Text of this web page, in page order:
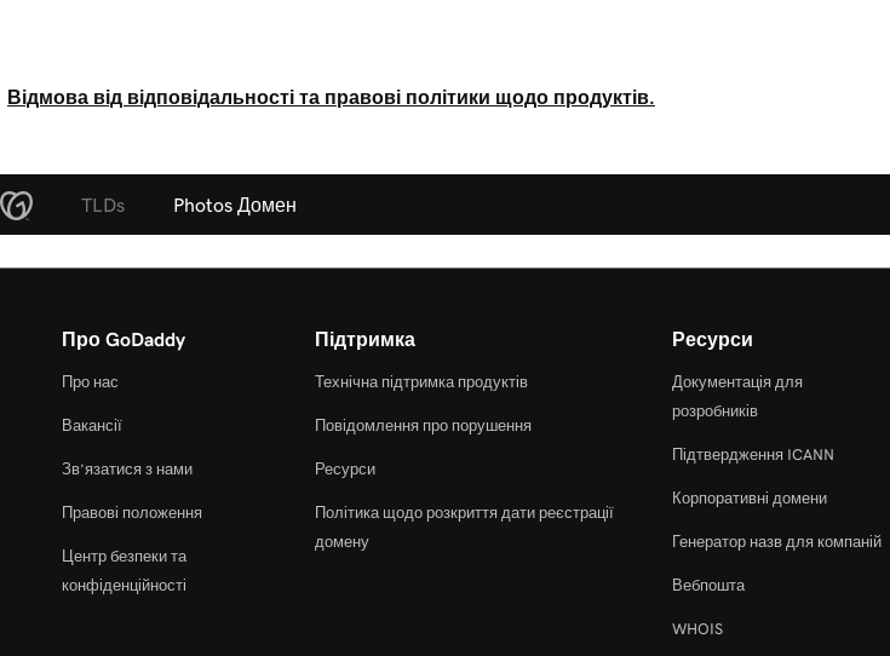
Відмова від відповідальності та правові політики щодо продуктів.
TLDs Photos Домен
Про GoDaddy
Про нас
Вакансії
Зв’язатися з нами
Правові положення
Центр безпеки та
конфіденційності
Підтримка
Технічна підтримка продуктів
Повідомлення про порушення
Ресурси
Політика щодо розкриття дати реєстрації
домену
Ресурси
Документація для
розробників
Підтвердження ICANN
Корпоративні домени
Генератор назв для компаній
Вебпошта
WHOIS